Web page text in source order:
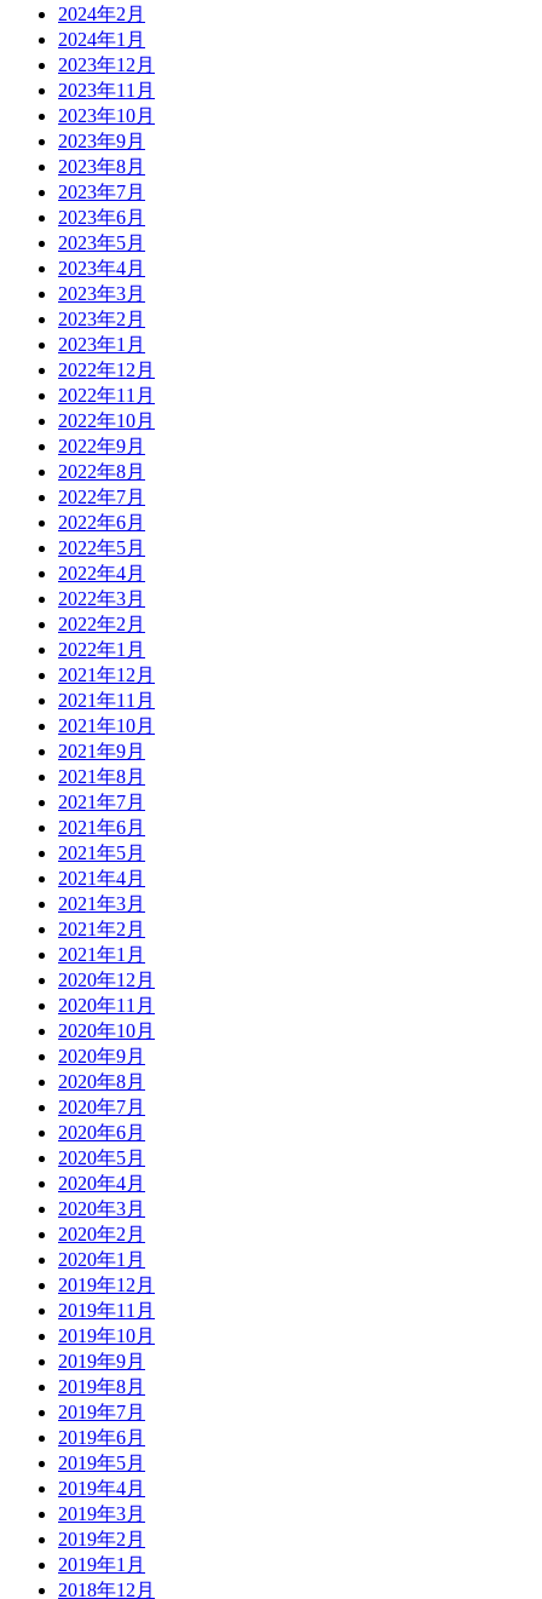
2024年2月
2024年1月
2023年12月
2023年11月
2023年10月
2023年9月
2023年8月
2023年7月
2023年6月
2023年5月
2023年4月
2023年3月
2023年2月
2023年1月
2022年12月
2022年11月
2022年10月
2022年9月
2022年8月
2022年7月
2022年6月
2022年5月
2022年4月
2022年3月
2022年2月
2022年1月
2021年12月
2021年11月
2021年10月
2021年9月
2021年8月
2021年7月
2021年6月
2021年5月
2021年4月
2021年3月
2021年2月
2021年1月
2020年12月
2020年11月
2020年10月
2020年9月
2020年8月
2020年7月
2020年6月
2020年5月
2020年4月
2020年3月
2020年2月
2020年1月
2019年12月
2019年11月
2019年10月
2019年9月
2019年8月
2019年7月
2019年6月
2019年5月
2019年4月
2019年3月
2019年2月
2019年1月
2018年12月